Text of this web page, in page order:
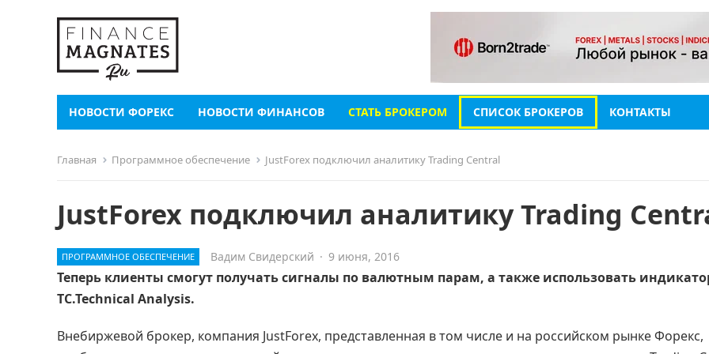
НОВОСТИ ФОРЕКС НОВОСТИ ФИНАНСОВ СТАТЬ БРОКЕРОМ СПИСОК БРОКЕРОВ КОНТАКТЫ
Главная Программное обеспечение JustForex подключил аналитику Trading Central
JustForex подключил аналитику Trading
ПРОГРАММНОЕ ОБЕСПЕЧЕНИЕ Вадим Свидерский · 9 июня, 2016
Теперь клиенты смогут получать сигналы по валютным парам, а также использовать
TC.Technical Analysis.
Внебиржевой брокер, компания JustForex, представленная в том числе и на российском рынке Форекс,